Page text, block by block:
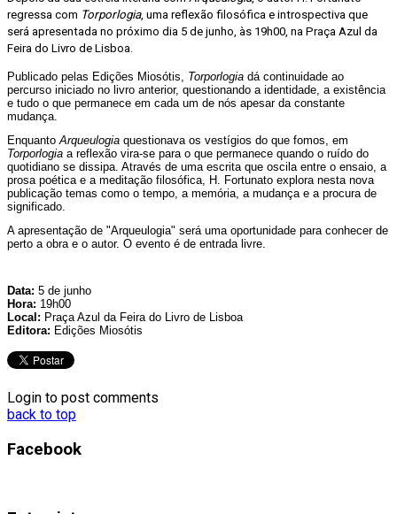
regressa com Torporlogia, uma reflexão filosófica e introspectiva que
será apresentada no próximo dia 5 de junho, às 19h00, na Praça Azul da
Feira do Livro de Lisboa.
Publicado pelas Edições Miosótis, Torporlogia dá continuidade ao
percurso iniciado no livro anterior, questionando a identidade, a existência
e tudo o que permanece em cada um de nós apesar da constante
mudança.
Enquanto Arqueulogia questionava os vestígios do que fomos, em
Torporlogia a reflexão vira-se para o que permanece quando o ruído do
quotidiano se dissipa. Através de uma escrita que oscila entre o ensaio, a
prosa poética e a meditação filosófica, H. Fortunato explora nesta nova
publicação temas como o tempo, a memória, a mudança e a procura de
significado.
A apresentação de "Arqueulogia" será uma oportunidade para conhecer de
perto a obra e o autor. O evento é de entrada livre.
Data: 5 de junho
Hora: 19h00
Local: Praça Azul da Feira do Livro de Lisboa
Editora: Edições Miosótis
Login to post comments
back to top
Facebook